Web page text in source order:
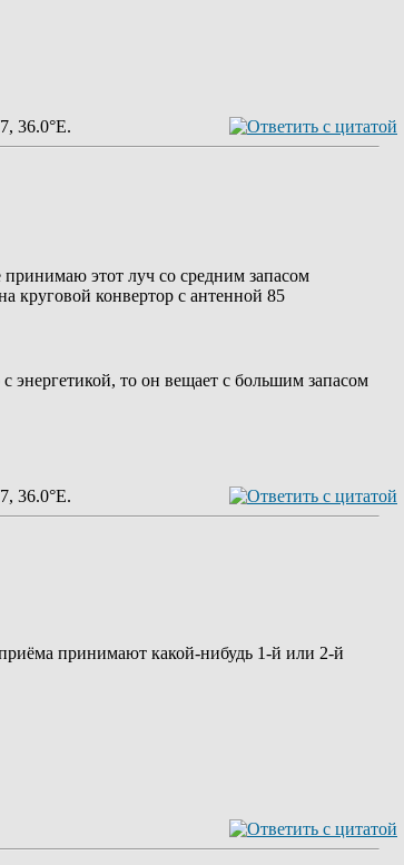
36.0°E.
этот луч со средним запасом
круговой конвертор с антенной 85
энергетикой, то он вещает с большим запасом
36.0°E.
принимают какой-нибудь 1-й или 2-й